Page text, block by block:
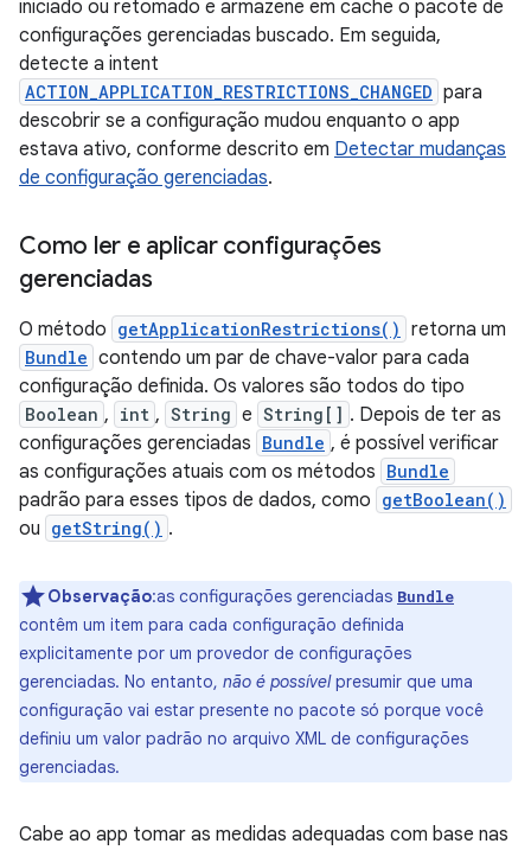
iniciado ou retomado e armazene em cache o pacote de
configurações gerenciadas buscado. Em seguida,
detecte a intent
ACTION_APPLICATION_RESTRICTIONS_CHANGED para
descobrir se a configuração mudou enquanto o app
estava ativo, conforme descrito em Detectar mudanças
de configuração gerenciadas.
Como ler e aplicar configurações
gerenciadas
O método getApplicationRestrictions() retorna um
Bundle contendo um par de chave-valor para cada
configuração definida. Os valores são todos do tipo
Boolean , int , String e String[] . Depois de ter as
configurações gerenciadas Bundle , é possível verificar
as configurações atuais com os métodos Bundle
padrão para esses tipos de dados, como getBoolean()
ou getString() .
Observação:as configurações gerenciadas Bundle
contêm um item para cada configuração definida
explicitamente por um provedor de configurações
gerenciadas. No entanto, não é possívelpresumir que uma
configuração vai estar presente no pacote só porque você
definiu um valor padrão no arquivo XML de configurações
gerenciadas.
Cabe ao app tomar as medidas adequadas com base nas